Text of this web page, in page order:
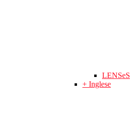
LENSeS
+ Inglese